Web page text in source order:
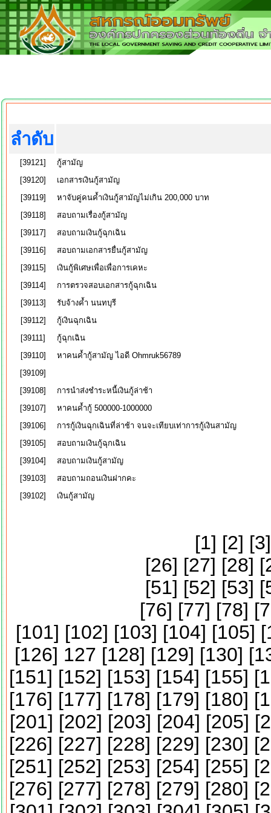
ลำดับ
[39121]
กู้สามัญ
[39120]
เอกสารเงินกู้สามัญ
[39119]
หาจับคู่คนค้ำเงินกู้สามัญไม่เกิน 200,000 บาท
[39118]
สอบถามเรื่องกู้สามัญ
[39117]
สอบถามเงินกู้ฉุกเฉิน
[39116]
สอบถามเอกสารยื่นกู้สามัญ
[39115]
เงินกู้พิเศษเพื่อเพื่อการเคหะ
[39114]
การตรวจสอบเอกสารกู้ฉุกเฉิน
[39113]
รับจ้างค้ำ นนทบุรี
[39112]
กู้เงินฉุกเฉิน
[39111]
กู้ฉุกเฉิน
[39110]
หาคนค้ำกู้สามัญ ไอดี Ohmruk56789
[39109]
[39108]
การนำส่งชำระหนี้เงินกู้ล่าช้า
[39107]
หาคนค้ำกู้ 500000-1000000
[39106]
การกู้เงินฉุกเฉินที่ล่าช้า จนจะเทียบเท่าการกู้เงินสามัญ
[39105]
สอบถามเงินกู้ฉุกเฉิน
[39104]
สอบถามเงินกู้สามัญ
[39103]
สอบถามถอนเงินฝากคะ
[39102]
เงินกู้สามัญ
[1] [2] [3
[26] [27] [28] [
[51] [52] [53] [
[76] [77] [78] [
[101] [102] [103] [104] [105] [
[126] 127 [128] [129] [130] [
[151] [152] [153] [154] [155] [
[176] [177] [178] [179] [180] [
[201] [202] [203] [204] [205] [
[226] [227] [228] [229] [230] [
[251] [252] [253] [254] [255] [
[276] [277] [278] [279] [280] [